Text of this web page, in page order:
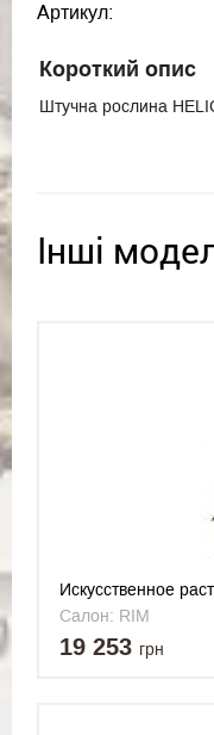
Артикул:
Короткий опис
Штучна рослина
Інші
Искусственное
COMPACTA
Салон: RIM
19 253 грн